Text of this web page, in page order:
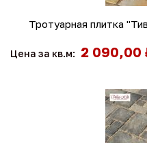
Тротуарная плитка
Цена за кв.м: 2 090,00